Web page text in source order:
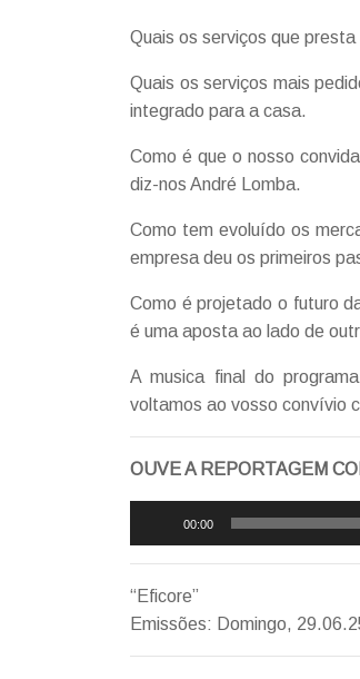
Quais os serviços que presta
Quais os serviços mais
integrado para a casa.
Como é que o nosso
diz-nos André Lomba.
Como tem evoluído os
empresa deu os primeiros
Como é projetado o futuro
é uma aposta ao lado de
A musica final do
voltamos ao vosso convívio
OUVE A REPORTAGEM
de
áudio
00:00
“Eficore”
Emissões: Domingo,